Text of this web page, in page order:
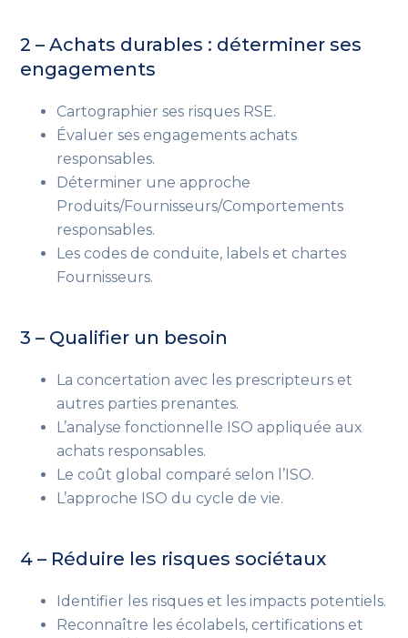
2 – Achats durables : déterminer ses
engagements
Cartographier ses risques RSE.
Évaluer ses engagements achats
responsables.
Déterminer une approche
Produits/Fournisseurs/Comportements
responsables.
Les codes de conduite, labels et chartes
Fournisseurs.
3 – Qualifier un besoin
La concertation avec les prescripteurs et
autres parties prenantes.
L’analyse fonctionnelle ISO appliquée aux
achats responsables.
Le coût global comparé selon l’ISO.
L’approche ISO du cycle de vie.
4 – Réduire les risques sociétaux
Identifier les risques et les impacts potentiels.
Reconnaître les écolabels, certifications et